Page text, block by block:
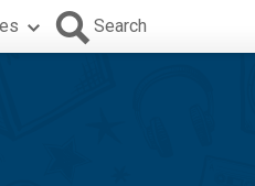
Search